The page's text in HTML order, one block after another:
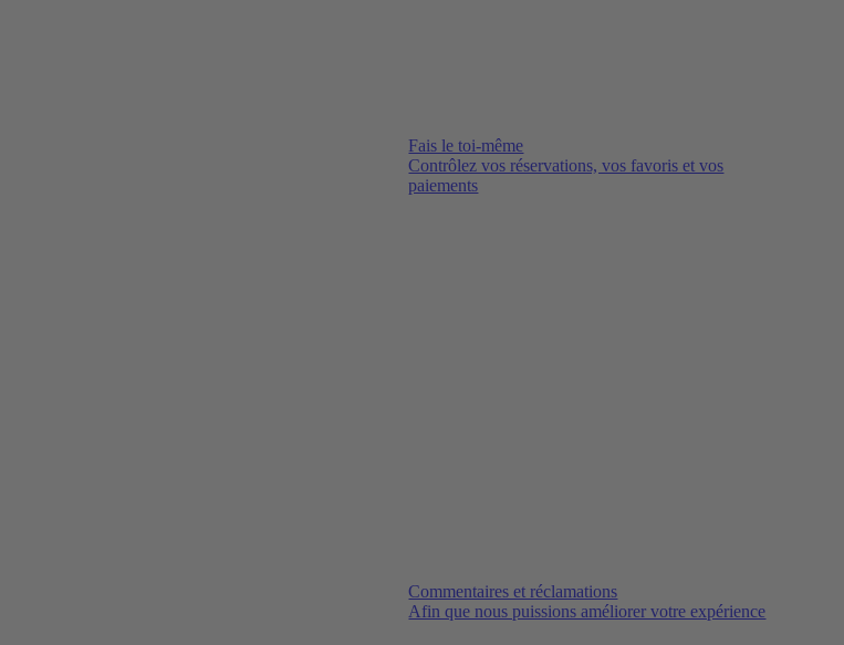
Fais le toi-même
Contrôlez vos réservations, vos favoris et vos
paiements
Commentaires et réclamations
Afin que nous puissions améliorer votre expérience